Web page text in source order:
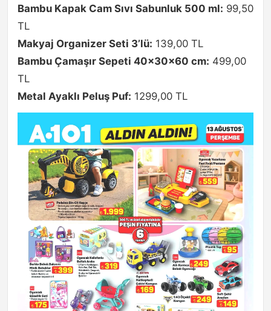
Bambu Kapak Cam Sıvı Sabunluk 500 ml: 99,50
TL
Makyaj Organizer Seti 3’lü: 139,00 TL
Bambu Çamaşır Sepeti 40x30x60 cm: 499,00
TL
Metal Ayaklı Peluş Puf: 1299,00 TL